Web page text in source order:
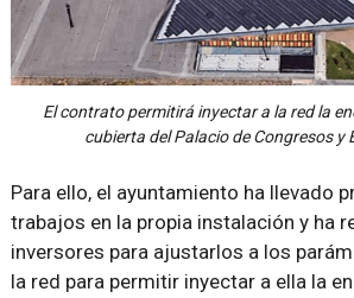
El contrato permitirá inyectar a la red la
cubierta del Palacio de Congresos y
Para ello, el ayuntamiento ha llevado
trabajos en la propia instalación y ha
inversores para ajustarlos a los
la red para permitir inyectar a ella la